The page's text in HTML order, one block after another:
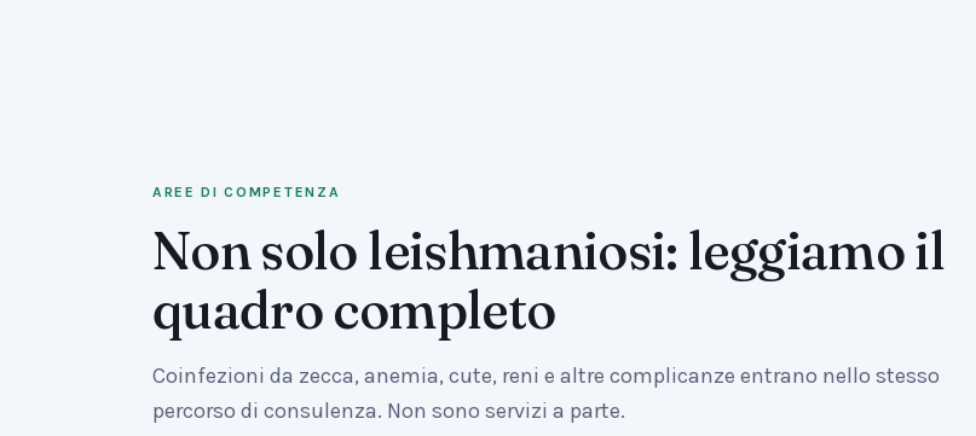
AREE DI COMPETENZA
Non solo leishmaniosi: leggiamo il
quadro completo
Coinfezioni da zecca, anemia, cute, reni e altre complicanze entrano nello stesso
percorso di consulenza. Non sono servizi a parte.